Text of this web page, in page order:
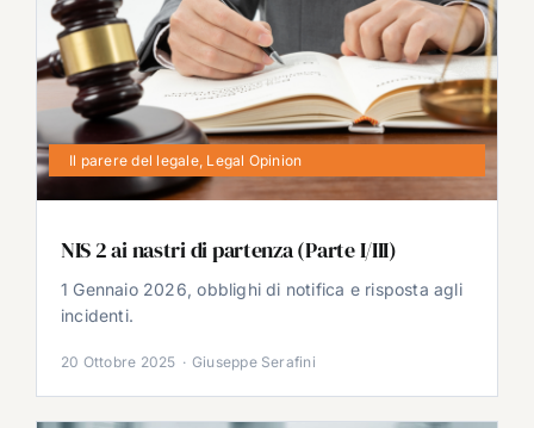
Il parere del legale, Legal Opinion
NIS 2 ai nastri di partenza (Parte I/III)
1 Gennaio 2026, obblighi di notifica e risposta agli
incidenti.
20 Ottobre 2025 · Giuseppe Serafini